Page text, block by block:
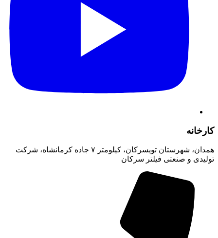
کارخانه
همدان، شهرستان تویسرکان، کیلومتر ۷ جاده کرمانشاه، شرکت
تولیدی و صنعتی فیلتر سرکان